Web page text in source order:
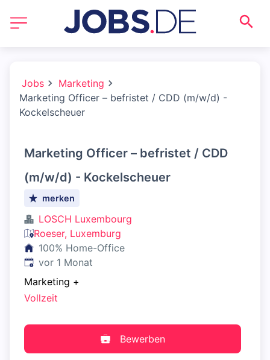
Jobs
Marketing
Marketing Officer – befristet / CDD (m/w/d) -
Kockelscheuer
Marketing Officer – befristet / CDD
(m/w/d) - Kockelscheuer
merken
LOSCH Luxembourg
Roeser, Luxemburg
100% Home-Office
Veröffentlicht:
vor 1 Monat
Marketing +
Vollzeit
Bewerben